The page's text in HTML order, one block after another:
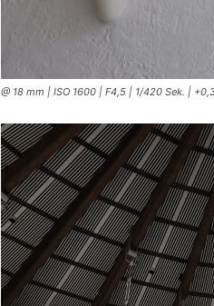
@ 18 mm | ISO 1600 | F4,5 | 1/420 Sek. |